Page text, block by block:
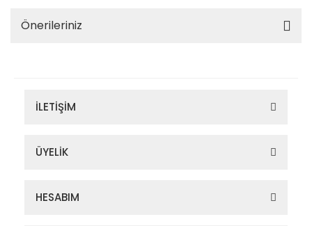
Önerileriniz
İLETİŞİM
ÜYELİK
HESABIM